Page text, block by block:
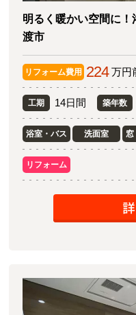
明るく暖かい空間に
渡市
リフォーム費用 224 万円
工期 14日間 築年数
浴室・バス 洗面室 窓
リフォーム